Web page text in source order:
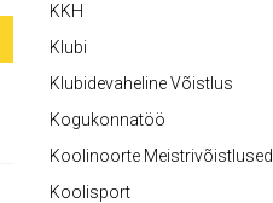
KKH
Klubi
Klubidevaheline Võistlus
Kogukonnatöö
Koolinoorte Meistrivõistlused
Koolisport